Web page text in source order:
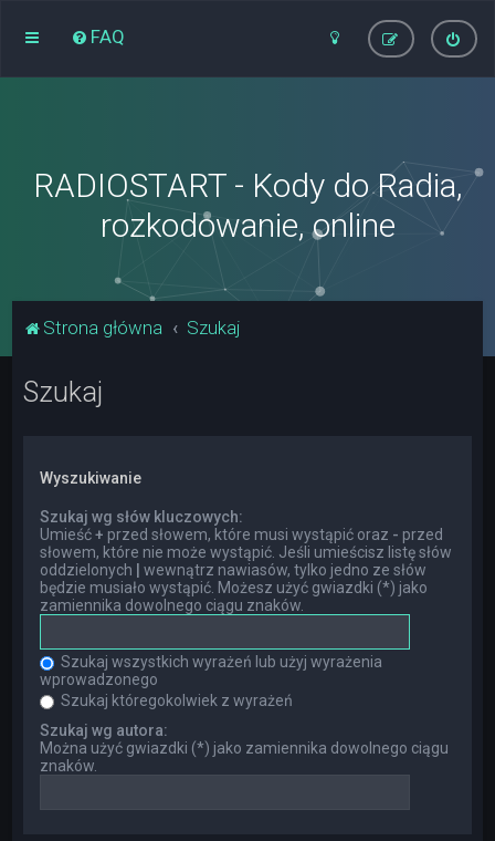
FAQ
RADIOSTART - Kody do Radia,
rozkodowanie, online
Strona główna Szukaj
Szukaj
Wyszukiwanie
Szukaj wg słów kluczowych:
Umieść+ przed słowem, które musi wystąpić oraz - przed
słowem, które nie może wystąpić. Jeśli umieścisz listę słów
oddzielonych
wewnątrz nawiasów, tylko jedno ze słów
będzie musiało wystąpić. Możesz użyć gwiazdki (*) jako
zamiennika dowolnego ciągu znaków.
Szukaj wszystkich wyrażeń lub użyj wyrażenia
wprowadzonego
Szukaj któregokolwiek z wyrażeń
Szukaj wg autora:
Można użyć gwiazdki (*) jako zamiennika dowolnego ciągu
znaków.